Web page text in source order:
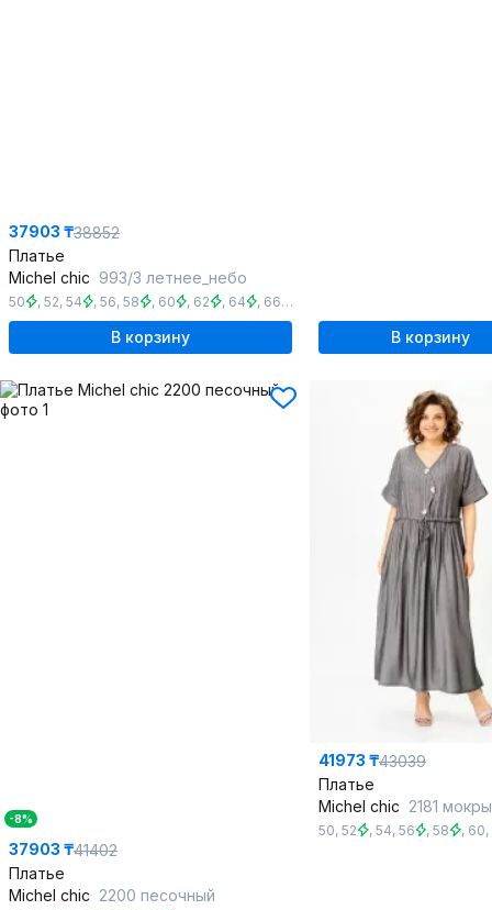
37903 ₸38852
Платье
Michel chic 993/3 летнее_небо
50 , 52, 54 , 56, 58 , 60 , 62 , 64 , 66
В корзину В корзину
-8%
37903 ₸41402
Платье
Michel chic 2200 песочный
41973 ₸43039
Платье
Michel chic 2181
50, 52 , 54, 56 , 58 , 60,